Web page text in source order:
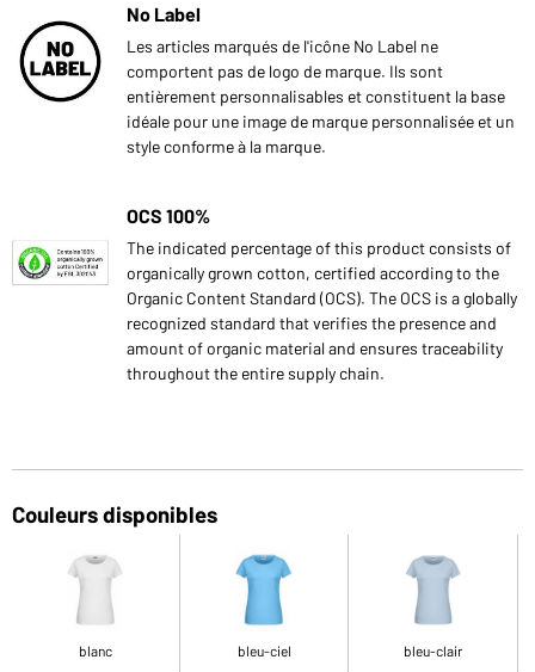
No Label
Les articles marqués de l'icône No Label ne
comportent pas de logo de marque. Ils sont
entièrement personnalisables et constituent la base
idéale pour une image de marque personnalisée et un
style conforme à la marque.
OCS 100%
The indicated percentage of this product consists of
organically grown cotton, certified according to the
Organic Content Standard (OCS). The OCS is a globally
recognized standard that verifies the presence and
amount of organic material and ensures traceability
throughout the entire supply chain.
Couleurs disponibles
blanc bleu-ciel bleu-clair